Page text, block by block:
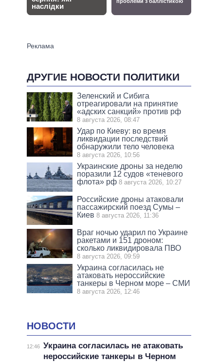
ДРУГИЕ НОВОСТИ ПОЛИТИКИ
Зеленский и Сибига
отреагировали на принятие
«адских санкций» против рф
8 августа 2026, 08:47
Удар по Киеву: во время
ликвидации последствий
обнаружили тело человека
8 августа 2026, 10:56
Украинские дроны за неделю
поразили 12 судов «теневого
флота» рф 8 августа 2026, 10:27
Российские дроны атаковали
пассажирский поезд Сумы –
Киев 8 августа 2026, 11:36
Враг ночью ударил по Украине
ракетами и 151 дроном:
сколько ликвидировала ПВО
8 августа 2026, 09:59
Украина согласилась не
атаковать нероссийские
танкеры в Черном море – СМИ
8 августа 2026, 12:46
НОВОСТИ
12:46 Украина согласилась не атаковать
нероссийские танкеры в Черном